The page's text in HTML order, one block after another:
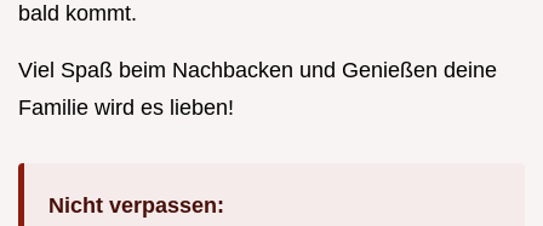
bald kommt.
Viel Spaß beim Nachbacken und Genießen deine
Familie wird es lieben!
Nicht verpassen: